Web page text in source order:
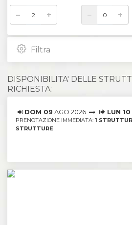
Filtra
DISPONIBILITA' DELLE
RICHIESTA:
DOM 09 AGO 2026 LUN 10
PRENOTAZIONE IMMEDIATA: 1
STRUTTURE